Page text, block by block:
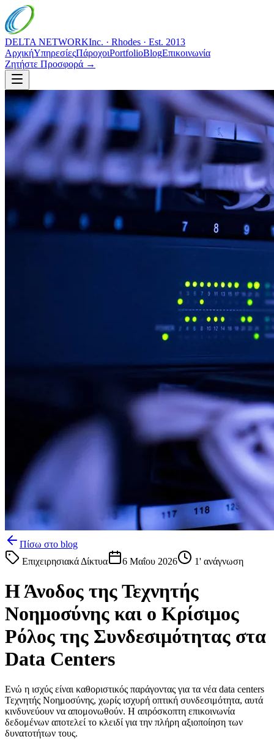
DELTA NETWORKInc. · Rhodes · Est. 2013
ΑρχικήΥπηρεσίεςΠάροχοιPortfolioBlogΕπικοινωνία
Ζητήστε Προσφορά →
Πίσω στο blog
Επιχειρησιακά Δίκτυα
6 Μαΐου 2026 1' ανάγνωση
Η Άνοδος της Τεχνητής
Νοημοσύνης και ο Κρίσιμος
Ρόλος της Συνδεσιμότητας στα
Data Centers
Ενώ η ισχύς είναι καθοριστικός παράγοντας για τα νέα data centers
Τεχνητής Νοημοσύνης, χωρίς ισχυρή οπτική συνδεσιμότητα, αυτά
κινδυνεύουν να απομονωθούν. Η απρόσκοπτη επικοινωνία
δεδομένων αποτελεί το κλειδί για την πλήρη αξιοποίηση των
δυνατοτήτων τους.